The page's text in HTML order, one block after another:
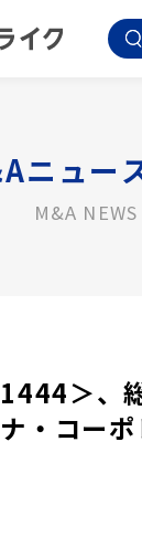
ニュー
M&A NEWS
＞、
・コー